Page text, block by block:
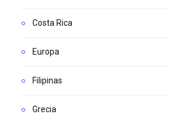
Costa Rica
Europa
Filipinas
Grecia